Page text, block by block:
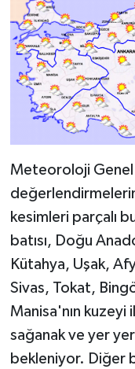
Meteoroloji
kesimleri parçalı
batısı, Doğu
Kütahya, Uşak,
Sivas, Tokat,
Manisa'nın kuzeyi
sağanak ve yer
bekleniyor. Diğer